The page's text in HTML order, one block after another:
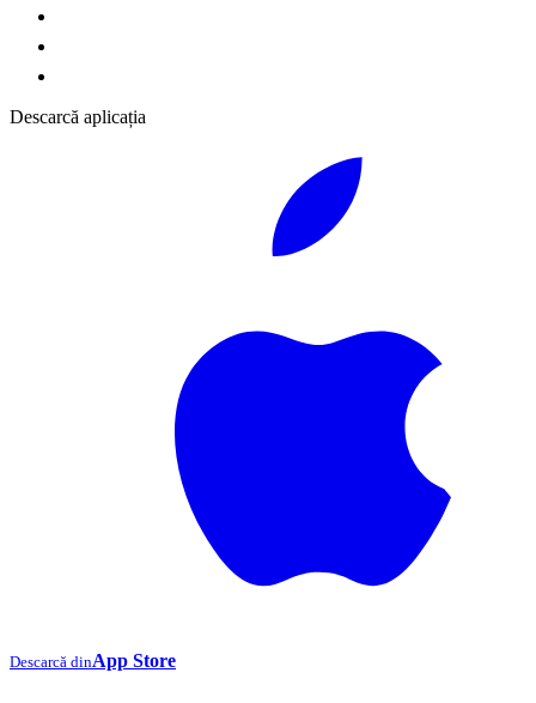
Descarcă aplicația
Descarcă dinApp Store